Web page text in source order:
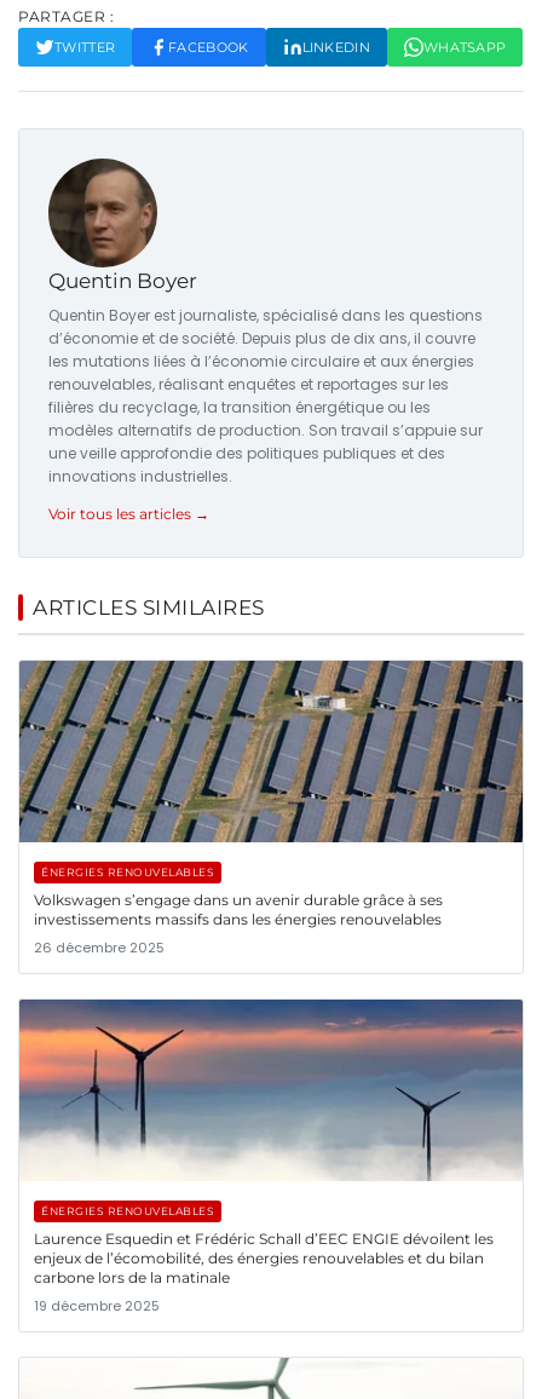
PARTAGER :
TWITTER FACEBOOK LINKEDIN WHATSAPP
Quentin Boyer
Quentin Boyer est journaliste, spécialisé dans les questions
d’économie et de société. Depuis plus de dix ans, il couvre
les mutations liées à l’économie circulaire et aux énergies
renouvelables, réalisant enquêtes et reportages sur les
filières du recyclage, la transition énergétique ou les
modèles alternatifs de production. Son travail s’appuie sur
une veille approfondie des politiques publiques et des
innovations industrielles.
Voir tous les articles →
ARTICLES SIMILAIRES
ÉNERGIES RENOUVELABLES
Volkswagen s’engage dans un avenir durable grâce à ses
investissements massifs dans les énergies renouvelables
26 décembre 2025
ÉNERGIES RENOUVELABLES
Laurence Esquedin et Frédéric Schall d’EEC ENGIE dévoilent les
enjeux de l’écomobilité, des énergies renouvelables et du bilan
carbone lors de la matinale
19 décembre 2025